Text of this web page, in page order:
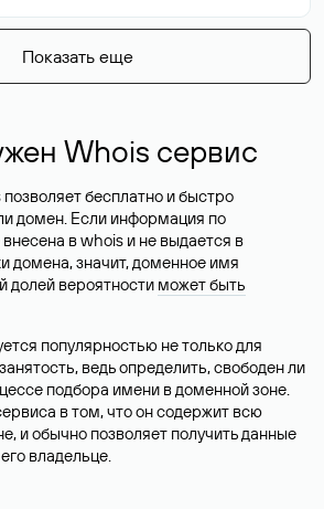
Показать еще
Whois сервис
бесплатно и быстро
домен. Если информация по
в whois и не выдается в
домена, значит, доменное имя
долей вероятности может быть
популярностью не только для
ведь определить, свободен ли
подбора имени в доменной зоне.
в том, что он содержит всю
и обычно позволяет получить данные
владельце.